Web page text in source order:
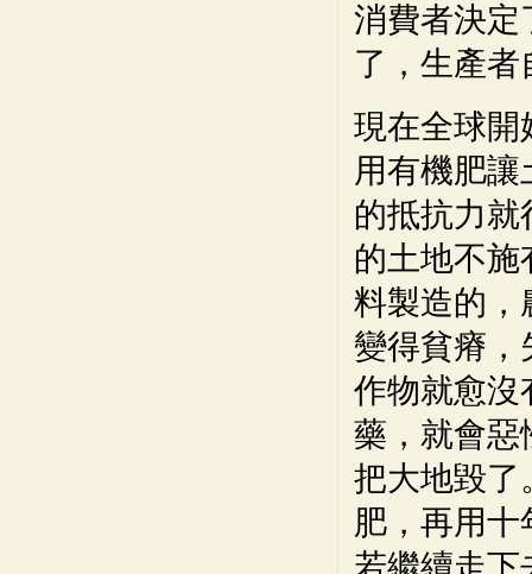
消費者決定
了，生產者
現在全球開
用有機肥
的抵抗力
的土地不
料製造的，
變得貧瘠，
作物就愈沒
藥，就會惡
把大地毀了
肥，再用
若繼續走下